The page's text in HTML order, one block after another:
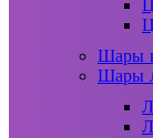
Шары
Шары